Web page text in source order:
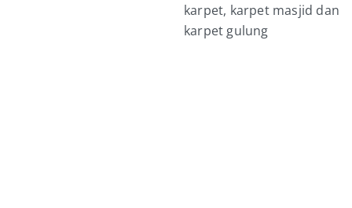
karpet, karpet masjid dan
karpet gulung